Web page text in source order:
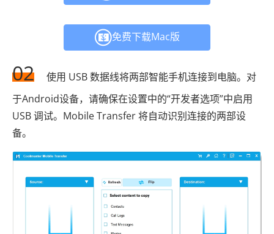
免费下载Mac版
02
使用 USB 数据线将两部智能手机连接到电脑。对
于Android设备，请确保在设置中的“开发者选项”中启用
USB 调试。Mobile Transfer 将自动识别连接的两部设
备。